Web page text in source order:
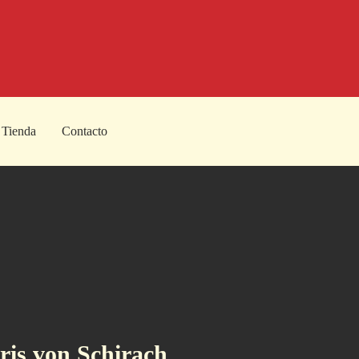
Tienda Contacto
von Schirach